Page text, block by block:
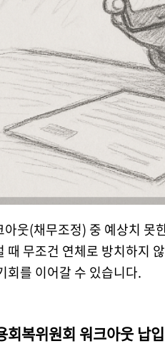
아웃(채무조정) 중 예상치 못
때 무조건 연체로 방치하지
회를 이어갈 수 있습니다.
회복위원회 워크아웃 납